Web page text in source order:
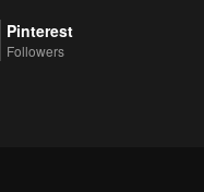
Pinterest
Followers